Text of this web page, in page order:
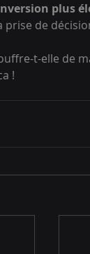
plus
prise de
t-elle de
!